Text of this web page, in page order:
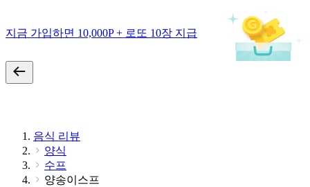
지금 가입하면 10,000P + 로또 10장 지급
음식 리뷰
양식
수프
양송이스프